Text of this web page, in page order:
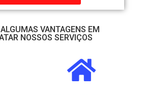
VANTAGENS EM
NOSSOS SERVIÇOS